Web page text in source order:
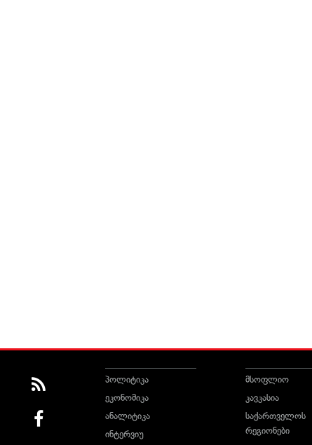
პოლიტიკა
ეკონომიკა
ანალიტიკა
ინტერვიუ
მსოფლიო
კავკასია
საქართველოს
რეგიონები